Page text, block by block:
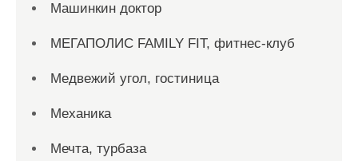
Машинкин доктор
МЕГАПОЛИС FAMILY FIT, фитнес-клуб
Медвежий угол, гостиница
Механика
Мечта, турбаза